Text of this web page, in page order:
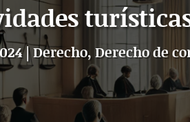
|Derecho, Derecho de